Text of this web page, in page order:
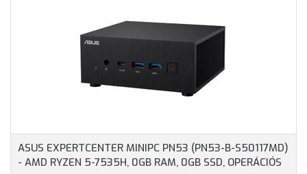
HÁZAS SZÁMÍTÓGÉP, 3
ÉV GARANCIA
ÉV GARANCIA
ASUS EXPERTCENTER MINIPC PN53 (PN53-B-S50117MD)
- AMD RYZEN 5-7535H, 0GB RAM, 0GB SSD, OPERÁCIÓS